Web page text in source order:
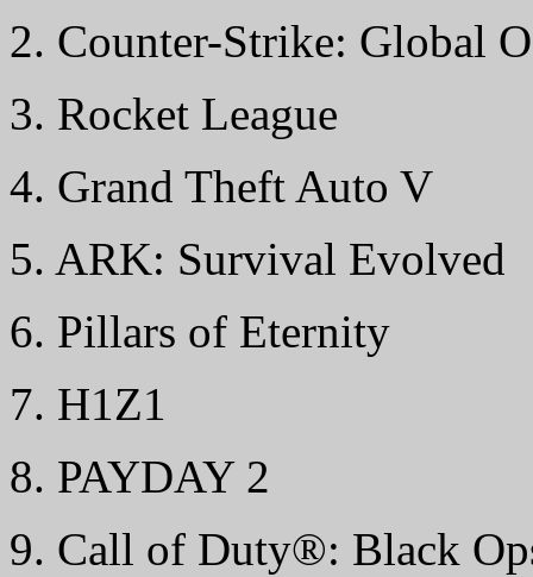
2. Counter-Strike: Global
3. Rocket League
4. Grand Theft Auto V
5. ARK: Survival Evolved
6. Pillars of Eternity
7. H1Z1
8. PAYDAY 2
9. Call of Duty®: Black